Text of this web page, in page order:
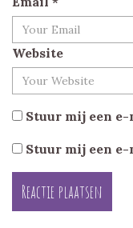
Website
Stuur mij een
Stuur mij een